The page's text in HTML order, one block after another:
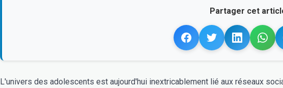
Partager cet
L'univers des adolescents est aujourd'hui inextricablement lié aux réseaux